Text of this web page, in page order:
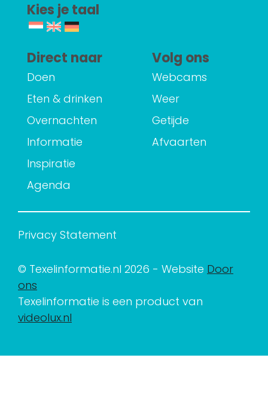
Kies je taal
Direct naar
Doen
Eten & drinken
Overnachten
Informatie
Inspiratie
Agenda
Volg ons
Webcams
Weer
Getijde
Afvaarten
Privacy Statement
© Texelinformatie.nl 2026 - Website Door
ons
Texelinformatie is een product van
videolux.nl